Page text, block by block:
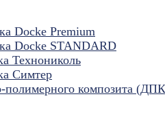
Docke Premium
Docke STANDARD
Технониколь
Симтер
полимерного композита